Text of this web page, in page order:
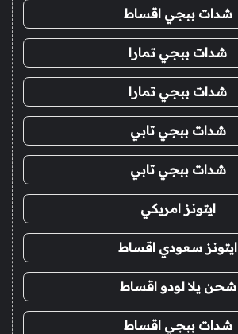
شدات ببجي اقساط
شدات ببجي تمارا
شدات ببجي تمارا
شدات ببجي تابي
شدات ببجي تابي
ايتونز امريكي
ايتونز سعودي اقساط
شحن يلا لودو اقساط
شدات ببجي اقساط